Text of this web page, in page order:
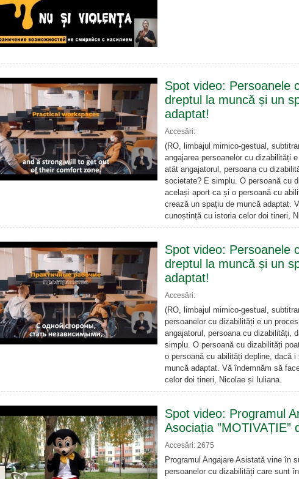
Spot video: Persoanele
dreptul la muncă și un
adaptat!
Accesări:
(RO, limbajul mimico-gestual,
angajarea persoanelor cu dizabilități
atât angajatorul, persoana cu
societate? E simplu. O persoană cu
același aport ca și o persoană cu
crează un spațiu de muncă adaptat.
cunoștință cu istoria celor doi tineri,
Spot video: Persoanele
dreptul la muncă și un
adaptat!
Accesări:
(RO, limbajul mimico-gestual,
persoanelor cu dizabilități e un
angajatorul, persoana cu dizabilități,
simplu. O persoană cu dizabilități
o persoană cu abilități depline, dacă
muncă adaptat. Vă îndemnăm să
celor doi tineri, Nicolae și Iuliana.
Spot video: Programul
Asociația ”MOTIVAȚIE”
Accesări: 2675
Programul Angajare Asistată vine în
persoanelor cu dizabilități care sunt